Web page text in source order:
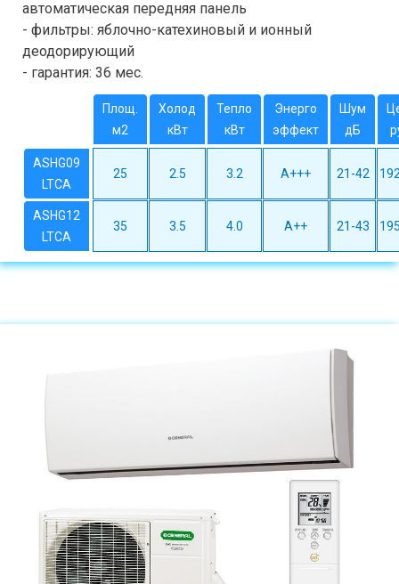
автоматическая передняя панель
- фильтры: яблочно-катехиновый и ионный
деодорирующий
- гарантия: 36 мес.
Площ.
м2
Холод
кВт
Тепло
кВт
Энерго
эффект
Шум
дБ
ASHG09
LTCA
25 2.5 3.2 A+++ 21-42
ASHG12
LTCA
35 3.5 4.0 A++ 21-43